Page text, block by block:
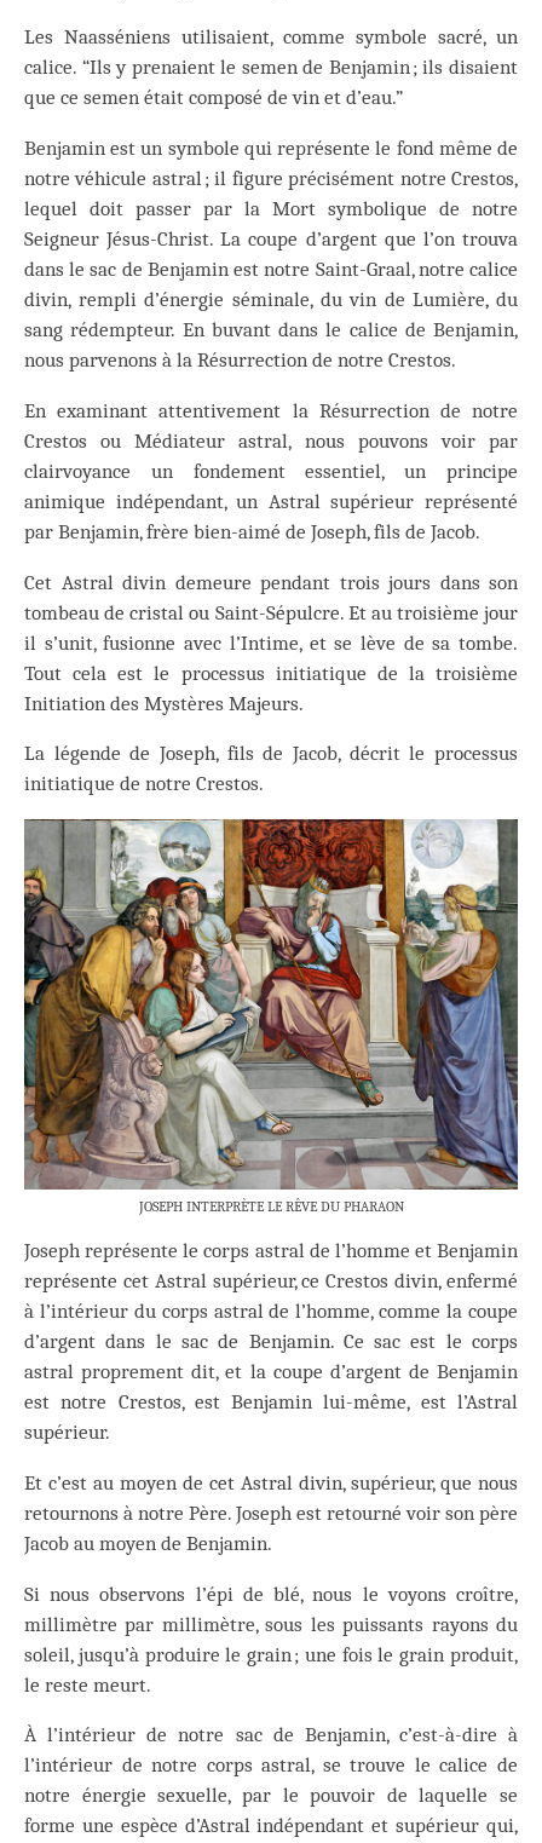
Les Naasséniens utilisaient, comme symbole sacré, un
calice. “Ils y prenaient le semen de Benjamin ; ils disaient
que ce semen était composé de vin et d’eau.”
Benjamin est un symbole qui représente le fond même de
notre véhicule astral ; il figure précisément notre Crestos,
lequel doit passer par la Mort symbolique de notre
Seigneur Jésus-Christ. La coupe d’argent que l’on trouva
dans le sac de Benjamin est notre Saint-Graal, notre calice
divin, rempli d’énergie séminale, du vin de Lumière, du
sang rédempteur. En buvant dans le calice de Benjamin,
nous parvenons à la Résurrection de notre Crestos.
En examinant attentivement la Résurrection de notre
Crestos ou Médiateur astral, nous pouvons voir par
clairvoyance un fondement essentiel, un principe
animique indépendant, un Astral supérieur représenté
par Benjamin, frère bien-aimé de Joseph, fils de Jacob.
Cet Astral divin demeure pendant trois jours dans son
tombeau de cristal ou Saint-Sépulcre. Et au troisième jour
il s’unit, fusionne avec l’Intime, et se lève de sa tombe.
Tout cela est le processus initiatique de la troisième
Initiation des Mystères Majeurs.
La légende de Joseph, fils de Jacob, décrit le processus
initiatique de notre Crestos.
JOSEPH INTERPRÈTE LE RÊVE DU PHARAON
Joseph représente le corps astral de l’homme et Benjamin
représente cet Astral supérieur, ce Crestos divin, enfermé
à l’intérieur du corps astral de l’homme, comme la coupe
d’argent dans le sac de Benjamin. Ce sac est le corps
astral proprement dit, et la coupe d’argent de Benjamin
est notre Crestos, est Benjamin lui-même, est l’Astral
supérieur.
Et c’est au moyen de cet Astral divin, supérieur, que nous
retournons à notre Père. Joseph est retourné voir son père
Jacob au moyen de Benjamin.
Si nous observons l’épi de blé, nous le voyons croître,
millimètre par millimètre, sous les puissants rayons du
soleil, jusqu’à produire le grain ; une fois le grain produit,
le reste meurt.
À l’intérieur de notre sac de Benjamin, c’est-à-dire à
l’intérieur de notre corps astral, se trouve le calice de
notre énergie sexuelle, par le pouvoir de laquelle se
forme une espèce d’Astral indépendant et supérieur qui,